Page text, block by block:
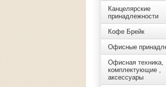
Канцелярские
принадлежности
Кофе Брейк
Офисные
Офисная техника,
комплектующие ,
аксессуары